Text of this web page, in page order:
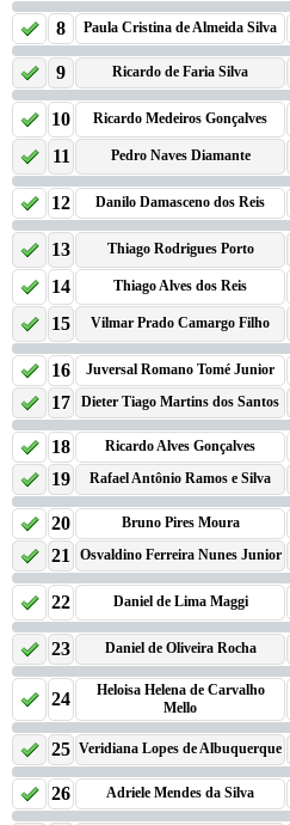
8 Paula Cristina de Almeida Silva
9 Ricardo de Faria Silva
10 Ricardo Medeiros Gonçalves
11 Pedro Naves Diamante
12 Danilo Damasceno dos Reis
13 Thiago Rodrigues Porto
14 Thiago Alves dos Reis
15 Vilmar Prado Camargo Filho
16 Juversal Romano Tomé Junior
17 Dieter Tiago Martins dos Santos
18 Ricardo Alves Gonçalves
19 Rafael Antônio Ramos e Silva
20 Bruno Pires Moura
21 Osvaldino Ferreira Nunes Junior
22 Daniel de Lima Maggi
23 Daniel de Oliveira Rocha
24
Heloisa Helena de Carvalho
Mello
25 Veridiana Lopes de Albuquerque
26 Adriele Mendes da Silva